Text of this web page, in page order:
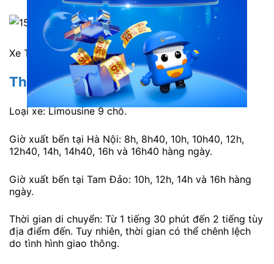
Xe Tuấn Anh Limousine đi Tam Đảo
Thông tin chi tiết
Loại xe: Limousine 9 chỗ.
Giờ xuất bến tại Hà Nội: 8h, 8h40, 10h, 10h40, 12h,
12h40, 14h, 14h40, 16h và 16h40 hàng ngày.
Giờ xuất bến tại Tam Đảo: 10h, 12h, 14h và 16h hàng
ngày.
Thời gian di chuyển: Từ 1 tiếng 30 phút đến 2 tiếng tùy
địa điểm đến. Tuy nhiên, thời gian có thể chênh lệch
do tình hình giao thông.